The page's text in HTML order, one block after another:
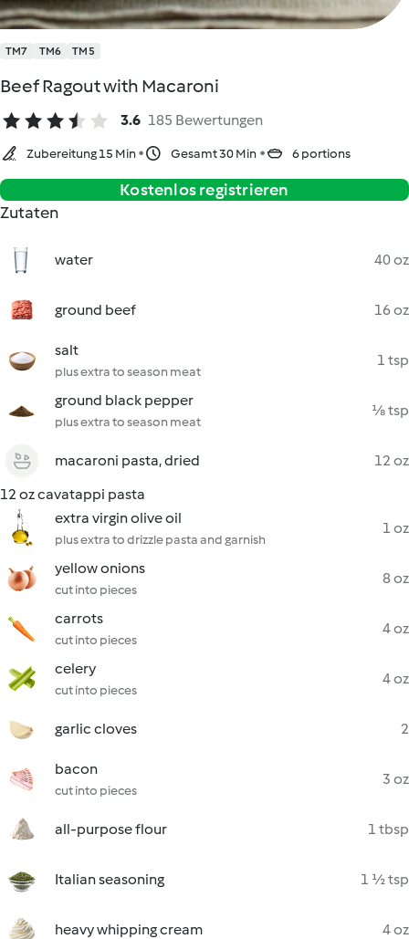
TM7 TM6 TM5
Beef Ragout with Macaroni
3.6 185 Bewertungen
Zubereitung 15 Min Gesamt 30 Min 6 portions
Kostenlos registrieren
Zutaten
water 40 oz
ground beef 16 oz
salt
plus extra to season meat
1 tsp
ground black pepper
plus extra to season meat
⅛ tsp
macaroni pasta, dried
12 oz
12 oz cavatappi pasta
extra virgin olive oil
plus extra to drizzle pasta and garnish
1 oz
yellow onions
cut into pieces
8 oz
carrots
cut into pieces
4 oz
celery
cut into pieces
4 oz
garlic cloves 2
bacon
cut into pieces
3 oz
all-purpose flour 1 tbsp
Italian seasoning 1 ½ tsp
heavy whipping cream 4 oz